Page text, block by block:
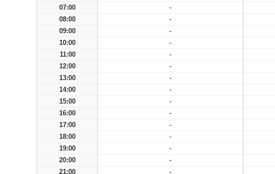
07:00
-
08:00
-
09:00
-
10:00
-
11:00
-
12:00
-
13:00
-
14:00
-
15:00
-
16:00
-
17:00
-
18:00
-
19:00
-
20:00
-
21:00
-